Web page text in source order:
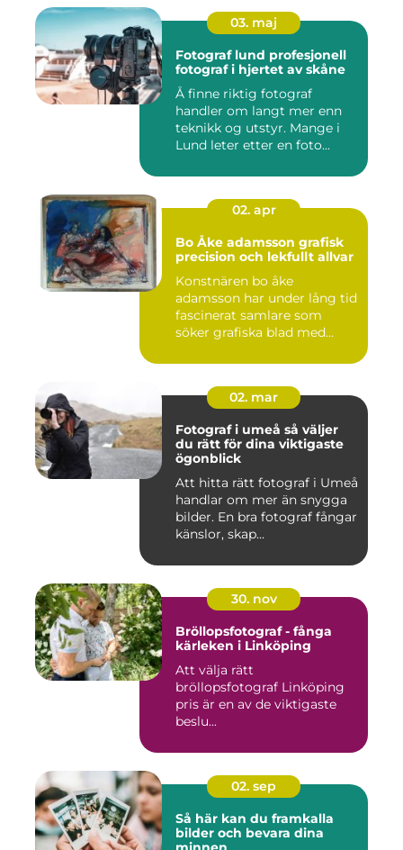
03. maj
Fotograf lund profesjonell
fotograf i hjertet av skåne
Å finne riktig fotograf
handler om langt mer enn
teknikk og utstyr. Mange i
Lund leter etter en foto...
02. apr
Bo Åke adamsson grafisk
precision och lekfullt allvar
Konstnären bo åke
adamsson har under lång tid
fascinerat samlare som
söker grafiska blad med
02. mar
Fotograf i umeå så väljer
du rätt för dina viktigaste
ögonblick
Att hitta rätt fotograf i Umeå
handlar om mer än snygga
bilder. En bra fotograf fångar
känslor, skap...
30. nov
Bröllopsfotograf - fånga
kärleken i Linköping
Att välja rätt
bröllopsfotograf Linköping
pris är en av de viktigaste
beslu...
02. sep
Så här kan du framkalla
bilder och bevara dina